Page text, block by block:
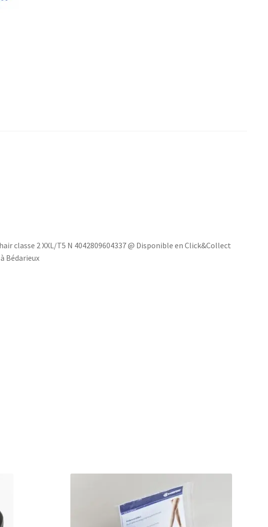
classe 2 XXL/T5 N 4042809604337 @ Disponible en Click&Collect
Bédarieux